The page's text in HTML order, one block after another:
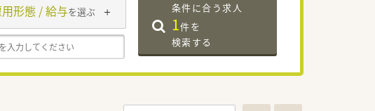
形態 / 給与を選ぶ 条件に合う求人
1件を
検索する